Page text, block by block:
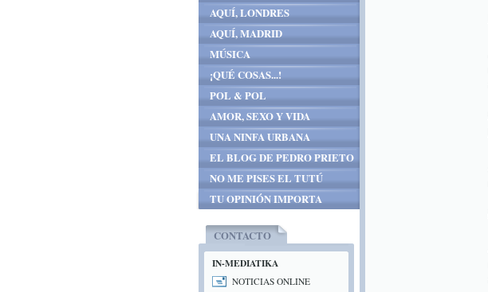
AQUÍ, LONDRES
AQUÍ, MADRID
MÚSICA
¡QUÉ COSAS...!
POL & POL
AMOR, SEXO Y VIDA
UNA NINFA URBANA
EL BLOG DE PEDRO PRIETO
NO ME PISES EL TUTÚ
TU OPINIÓN IMPORTA
CONTACTO
IN-MEDIATIKA
NOTICIAS ONLINE